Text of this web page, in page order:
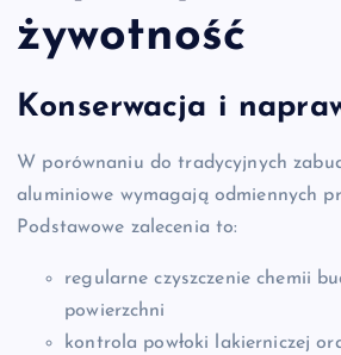
żywotność
Konserwacja i
W porównaniu do tradycyjnych
aluminiowe wymagają odmiennych
Podstawowe zalecenia to:
regularne czyszczenie chemii
powierzchni
kontrola powłoki lakierniczej